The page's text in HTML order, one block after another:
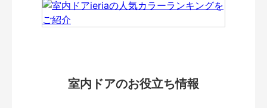
室内ドアのお役立ち情報